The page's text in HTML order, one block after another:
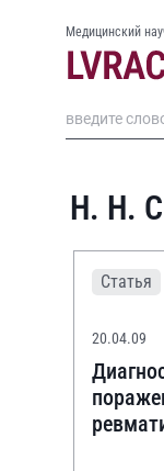
Медицинский
Н. Н.
Статья
20.04.09